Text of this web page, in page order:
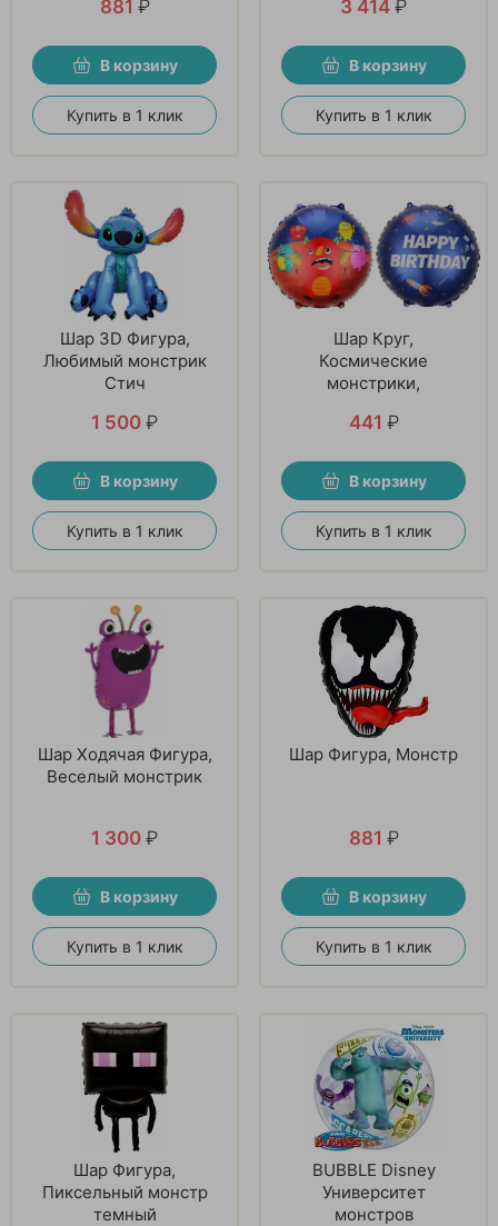
881 ₽
В корзину
Купить в 1 клик
3 414 ₽
В корзину
Купить в 1 клик
Шар 3D Фигура,
Любимый монстрик
Стич
1 500 ₽
В корзину
Купить в 1 клик
Шар Круг,
Космические
монстрики,
441 ₽
В корзину
Купить в 1 клик
Шар Ходячая Фигура,
Веселый монстрик
1 300 ₽
В корзину
Купить в 1 клик
Шар Фигура, Монстр
881 ₽
В корзину
Купить в 1 клик
Шар Фигура,
Пиксельный монстр
темный
BUBBLE Disney
Университет
монстров